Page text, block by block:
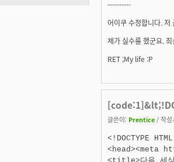
----------
어이쿠 수정합니다.
제가 실수를 했군요.
RET ;My life :P
글쓴이: Prentice / 작
<!DOCTYPE
<head><meta